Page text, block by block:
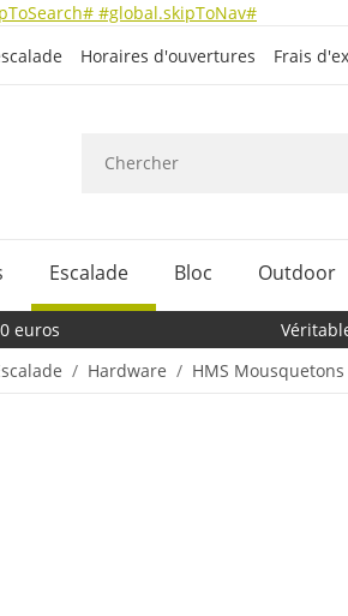
#global.skipToNav#
Horaires d'ouvertures Frais
Escalade Bloc Outdoor
euros
Hardware HMS Mousquetons